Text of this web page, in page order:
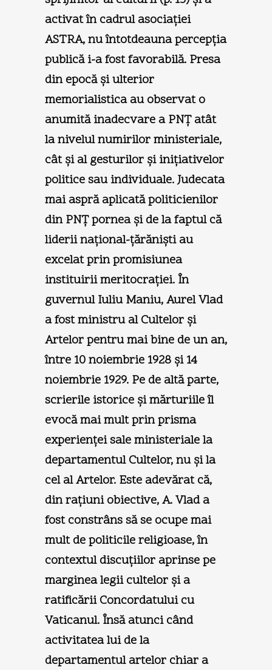
activat în cadrul asociaţiei
ASTRA, nu întotdeauna percepţia
publică i-a fost favorabilă. Presa
din epocă şi ulterior
memorialistica au observat o
anumită inadecvare a PNŢ atât
la nivelul numirilor ministeriale,
cât şi al gesturilor şi iniţiativelor
politice sau individuale. Judecata
mai aspră aplicată politicienilor
din PNŢ pornea şi de la faptul că
liderii naţional-ţărănişti au
excelat prin promisiunea
instituirii meritocraţiei. În
guvernul Iuliu Maniu, Aurel Vlad
a fost ministru al Cultelor şi
Artelor pentru mai bine de un an,
între 10 noiembrie 1928 şi 14
noiembrie 1929. Pe de altă parte,
scrierile istorice şi mărturiile îl
evocă mai mult prin prisma
experienţei sale ministeriale la
departamentul Cultelor, nu şi la
cel al Artelor. Este adevărat că,
din raţiuni obiective, A. Vlad a
fost constrâns să se ocupe mai
mult de politicile religioase, în
contextul discuţiilor aprinse pe
marginea legii cultelor şi a
ratificării Concordatului cu
Vaticanul. Însă atunci când
activitatea lui de la
departamentul artelor chiar a